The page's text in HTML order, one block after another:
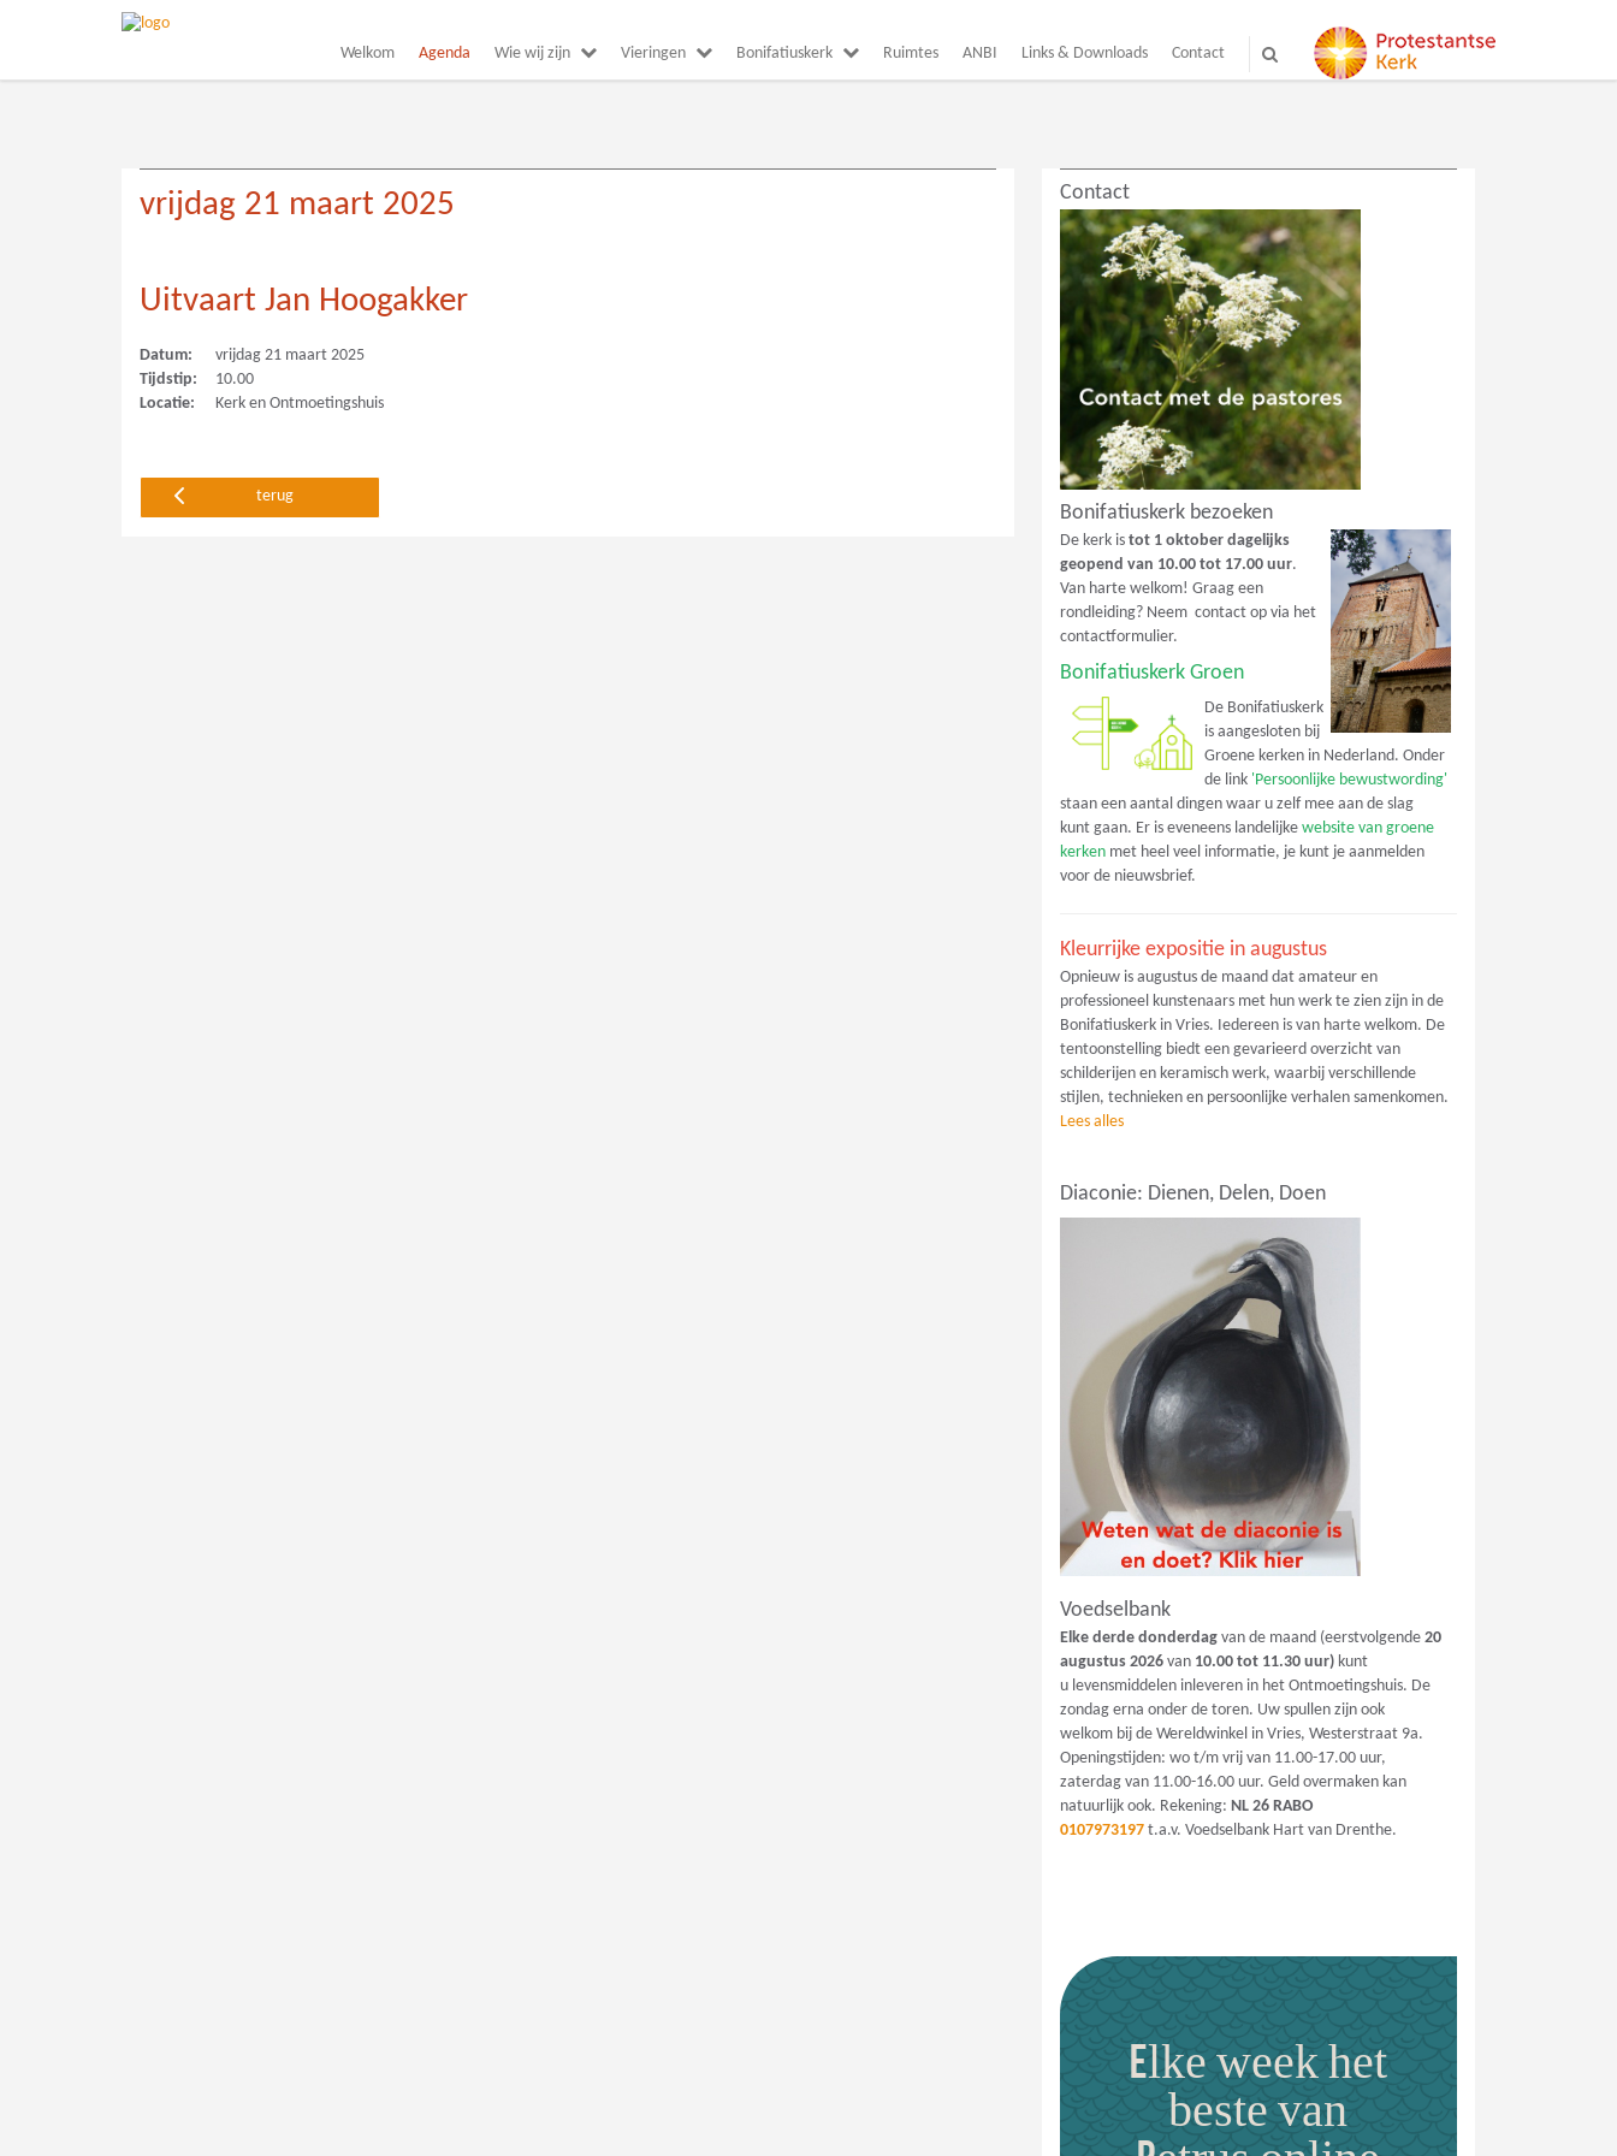
Welkom Agenda Wie wij zijn Vieringen Bonifatiuskerk Ruimtes ANBI Links & Downloads Contact
vrijdag 21 maart 2025
Uitvaart Jan Hoogakker
Datum:
vrijdag 21 maart 2025
Tijdstip:
10.00
Locatie:
Kerk en Ontmoetingshuis
terug
Contact
Bonifatiuskerk bezoeken
De kerk is tot 1 oktober dagelijks
geopend van 10.00 tot 17.00 uur.
Van harte welkom! Graag een
rondleiding? Neem contact op via het
contactformulier.
Bonifatiuskerk Groen
De Bonifatiuskerk
is aangesloten bij
Groene kerken in Nederland. Onder
de link 'Persoonlijke bewustwording'
staan een aantal dingen waar u zelf mee aan de slag
kunt gaan. Er is eveneens landelijke website van groene
kerken met heel veel informatie, je kunt je aanmelden
voor de nieuwsbrief.
Kleurrijke expositie in augustus
Opnieuw is augustus de maand dat amateur en
professioneel kunstenaars met hun werk te zien zijn in de
Bonifatiuskerk in Vries. Iedereen is van harte welkom. De
tentoonstelling biedt een gevarieerd overzicht van
schilderijen en keramisch werk, waarbij verschillende
stijlen, technieken en persoonlijke verhalen samenkomen.
Lees alles
Diaconie: Dienen, Delen, Doen
Voedselbank
Elke derde donderdag van de maand (eerstvolgende 20
augustus 2026van 10.00 tot 11.30 uur) kunt
u levensmiddelen inleveren in het Ontmoetingshuis. De
zondag erna onder de toren. Uw spullen zijn ook
welkom bij de Wereldwinkel in Vries, Westerstraat 9a.
Openingstijden: wo t/m vrij van 11.00-17.00 uur,
zaterdag van 11.00-16.00 uur. Geld overmaken kan
natuurlijk ook. Rekening:NL 26 RABO
0107973197 t.a.v. Voedselbank Hart van Drenthe.
Elke week het
beste van